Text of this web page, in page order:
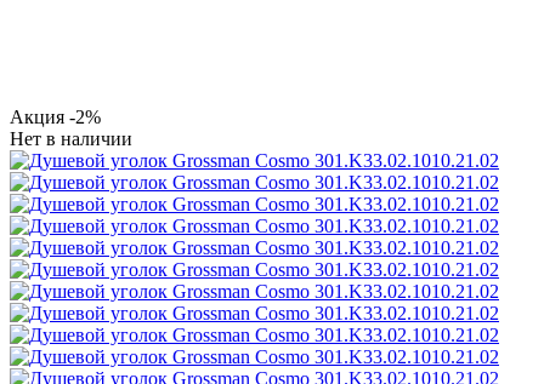
Акция -2%
Нет в наличии